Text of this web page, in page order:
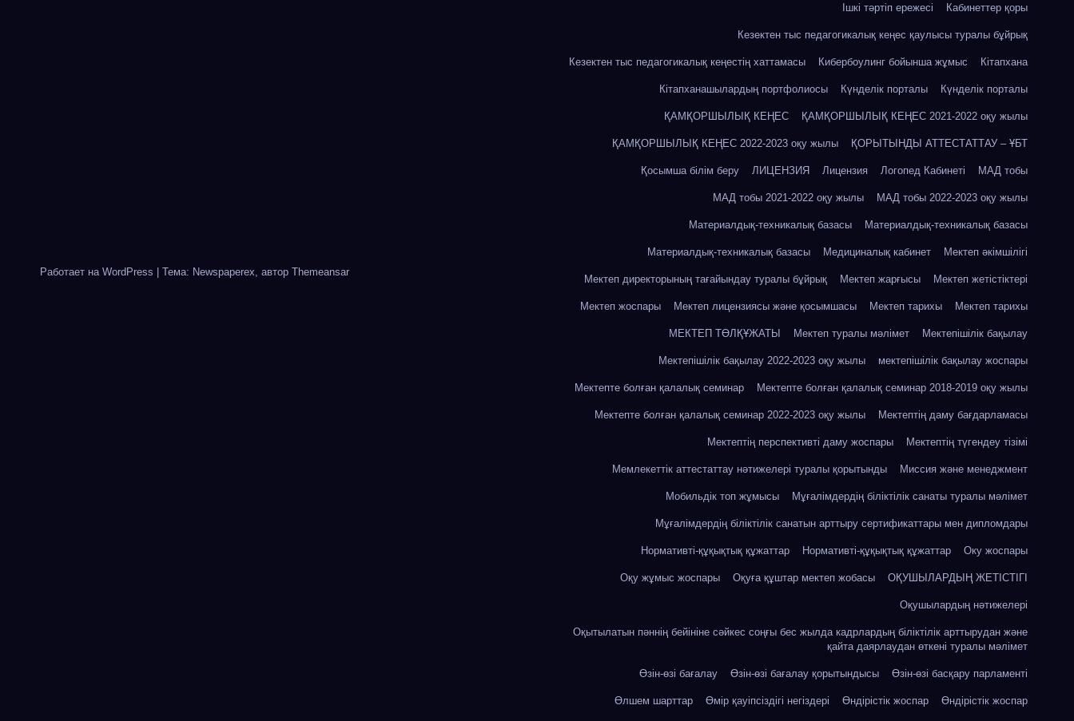
Работает на WordPress | Тема: Newspaperex, автор Themeansar
Ішкі тәртіп ережесі Кабинеттер қоры
Кезектен тыс педагогикалық кеңес қаулысы туралы бұйрық
Кезектен тыс педагогикалық кеңестің хаттамасы Кибербоулинг бойынша жұмыс Кітапхана
Кітапханашылардың портфолиосы Күнделік порталы Күнделік порталы
ҚАМҚОРШЫЛЫҚ КЕҢЕС ҚАМҚОРШЫЛЫҚ КЕҢЕС 2021-2022 оқу жылы
ҚАМҚОРШЫЛЫҚ КЕҢЕС 2022-2023 оқу жылы ҚОРЫТЫНДЫ АТТЕСТАТТАУ – ҰБТ
Қосымша білім беру ЛИЦЕНЗИЯ Лицензия Логопед Кабинеті МАД тобы
МАД тобы 2021-2022 оқу жылы МАД тобы 2022-2023 оқу жылы
Материалдық-техникалық базасы Материалдық-техникалық базасы
Материалдық-техникалық базасы Медициналық кабинет Мектеп әкімшілігі
Мектеп директорының тағайындау туралы бұйрық Мектеп жарғысы Мектеп жетістіктері
Мектеп жоспары Мектеп лицензиясы және қосымшасы Мектеп тарихы Мектеп тарихы
МЕКТЕП ТӨЛҚҰЖАТЫ Мектеп туралы мәлімет Мектепішілік бақылау
Мектепішілік бақылау 2022-2023 оқу жылы мектепішілік бақылау жоспары
Мектепте болған қалалық семинар Мектепте болған қалалық семинар 2018-2019 оқу жылы
Мектепте болған қалалық семинар 2022-2023 оқу жылы Мектептің даму бағдарламасы
Мектептің перспективті даму жоспары Мектептің түгендеу тізімі
Мемлекеттік аттестаттау нәтижелері туралы қорытынды Миссия және менеджмент
Мобильдік топ жұмысы Мұғалімдердің біліктілік санаты туралы мәлімет
Мұғалімдердің біліктілік санатын арттыру сертификаттары мен дипломдары
Нормативті-құқықтық құжаттар Нормативті-құқықтық құжаттар Оку жоспары
Оқу жұмыс жоспары Оқуға құштар мектеп жобасы ОҚУШЫЛАРДЫҢ ЖЕТІСТІГІ
Оқушылардың нәтижелері
Оқытылатын пәннің бейініне сәйкес соңғы бес жылда кадрлардың біліктілік арттырудан және
қайта даярлаудан өткені туралы мәлімет
Өзін-өзі бағалау Өзін-өзі бағалау қорытындысы Өзін-өзі басқару парламенті
Өлшем шарттар Өмір қауіпсіздігі негіздері Өндірістік жоспар Өндірістік жоспар